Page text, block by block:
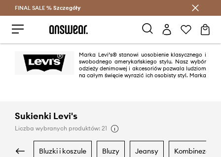
Oszczędzaj z Answear Club >
FINAL SALE % Szczegóły
Marka Levi’s® stanowi uosobienie klasycznego i
swobodnego amerykańskiego stylu. Nasz wybór
odzieży denimowej i akcesoriów pozwala ludziom
na całym święcie wyrazić ich osobisty styl. Marka
Sukienki Levi's
Liczba wybranych produktów: 21
bluzki i koszule bluzy jeansy kombinezony